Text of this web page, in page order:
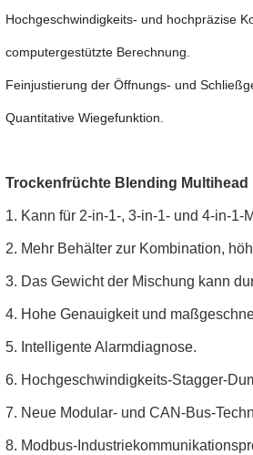
Hochgeschwindigkeits- und hochpräzise
computergestützte Berechnung.
Feinjustierung der Öffnungs- und
Quantitative Wiegefunktion.
Trockenfrüchte Blending Multihead
1. Kann für 2-in-1-, 3-in-1- und 4-in-1-
2. Mehr Behälter zur Kombination,
3. Das Gewicht der Mischung kann
4. Hohe Genauigkeit und
5. Intelligente Alarmdiagnose.
6. Hochgeschwindigkeits-Stagger-
7. Neue Modular- und CAN-Bus-
8. Modbus-